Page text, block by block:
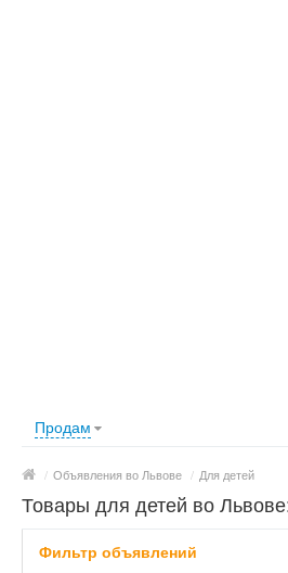
Продам
/ Объявления во Львове / Для детей
Товары для детей во
Фильтр объявлений